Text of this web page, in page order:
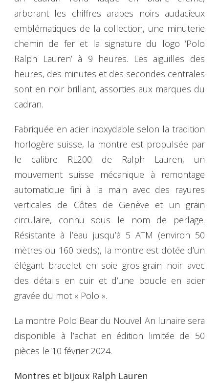
arborant les chiffres arabes noirs audacieux
emblématiques de la collection, une minuterie
chemin de fer et la signature du logo ‘Polo
Ralph Lauren’ à 9 heures. Les aiguilles des
heures, des minutes et des secondes centrales
sont en noir brillant, assorties aux marques du
cadran.
Fabriquée en acier inoxydable selon la tradition
horlogère suisse, la montre est propulsée par
le calibre RL200 de Ralph Lauren, un
mouvement suisse mécanique à remontage
automatique fini à la main avec des rayures
verticales de Côtes de Genève et un grain
circulaire, connu sous le nom de perlage.
Résistante à l’eau jusqu’à 5 ATM (environ 50
mètres ou 160 pieds), la montre est dotée d’un
élégant bracelet en soie gros-grain noir avec
des détails en cuir et d’une boucle en acier
gravée du mot « Polo ».
La montre Polo Bear du Nouvel An lunaire sera
disponible à l’achat en édition limitée de 50
pièces le 10 février 2024.
Montres et bijoux Ralph Lauren